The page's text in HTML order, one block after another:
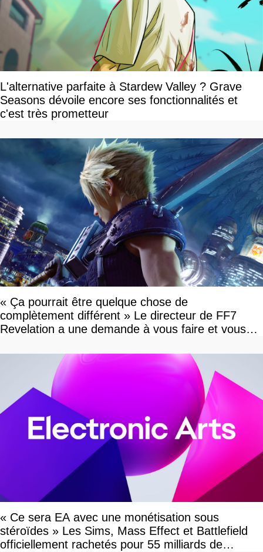
L'alternative parfaite à Stardew Valley ? Grave
Seasons dévoile encore ses fonctionnalités et
c'est très prometteur
« Ça pourrait être quelque chose de
complètement différent » Le directeur de FF7
Revelation a une demande à vous faire et vous
« Ce sera EA avec une monétisation sous
stéroïdes » Les Sims, Mass Effect et Battlefield
officiellement rachetés pour 55 milliards de